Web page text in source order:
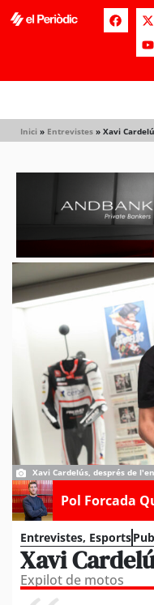
Inici » Entrevistes » Xavi
Xavi Cardelús, després de
Pol Forcada
Entrevistes, Esports
Xavi
Expilot de motos